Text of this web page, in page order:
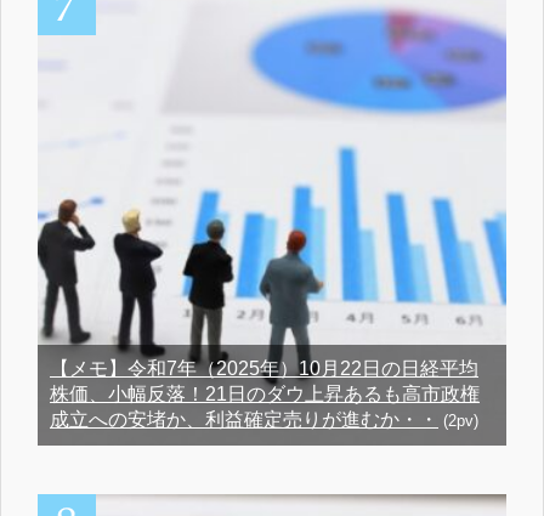
【メモ】令和7年（2025年）10月22日の日経平均
株価、小幅反落！21日のダウ上昇あるも高市政権
成立への安堵か、利益確定売りが進むか・・
(2pv)